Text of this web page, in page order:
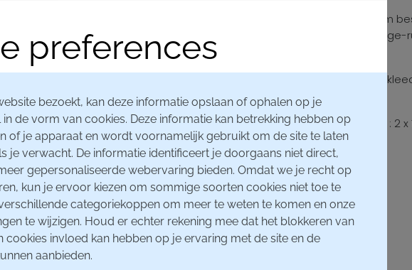
verdieping is ook een chill-out-room
aparte toog. Die kan gebruikt worden als lounge-
ontvangstruimte voor VIP’s, enz.
ste
verdieping bevinden zich
kunnen gebruikt worden bij optredens.
In de kleine zaal is 1 electriciteitspunt voorzien : 2 x
125A.
preferences
bezoekt, kan deze informatie opslaan of ophalen op je
de vorm van cookies. Deze informatie kan betrekking hebben op
of je apparaat en wordt voornamelijk gebruikt om de site te laten
je verwacht. De informatie identificeert je doorgaans niet direct,
gepersonaliseerde webervaring bieden. Omdat we je recht op
kun je ervoor kiezen om sommige soorten cookies niet toe te
categoriekoppen om meer te weten te komen en onze
te wijzigen. Houd er echter rekening mee dat het blokkeren van
cookies invloed kan hebben op je ervaring met de site en de
aanbieden.